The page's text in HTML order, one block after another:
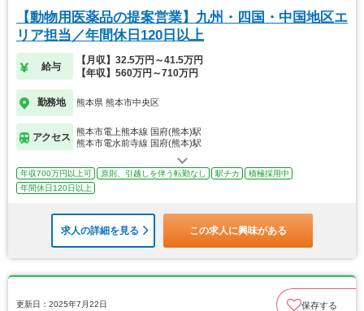
【動物用医薬品の提案営業】九州・四国・中国地区エ
リア担当／年間休日120日以上
給与
【月収】32.5万円～41.5万円
【年収】560万円～710万円
勤務地 熊本県 熊本市中央区
アクセス
熊本市電上熊本線 国府(熊本)駅
熊本市電水前寺線 国府(熊本)駅
年収700万円以上可 原則、引越しを伴う転勤なし 駅チカ
積極採用中
年間休日120日以上
求人の詳細を見る この求人に興味がある
更新日：2025年7月22日 保存する